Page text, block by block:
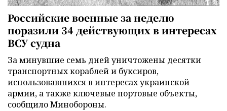
Российские военные за неделю
поразили 34 действующих в интересах
ВСУ судна
За минувшие семь дней уничтожены десятки
транспортных кораблей и буксиров,
использовавшихся в интересах украинской
армии, а также ключевые портовые объекты,
сообщило Минобороны.